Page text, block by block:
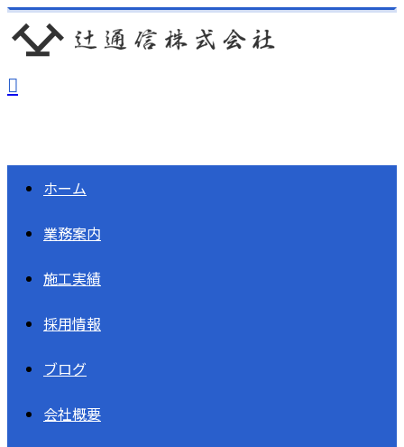
ホーム
業務案内
施工実績
採用情報
ブログ
会社概要